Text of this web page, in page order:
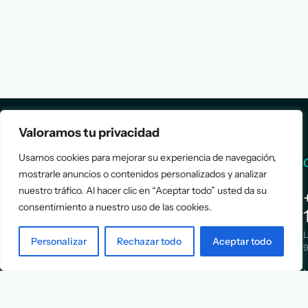
Valoramos tu privacidad
Usamos cookies para mejorar su experiencia de navegación,
mostrarle anuncios o contenidos personalizados y analizar
nuestro tráfico. Al hacer clic en “Aceptar todo” usted da su
consentimiento a nuestro uso de las cookies.
Personalizar Rechazar todo Aceptar todo
Asociación
Services
Assessment
Strategy
Implementation
Info
About Us
Cases
Blog